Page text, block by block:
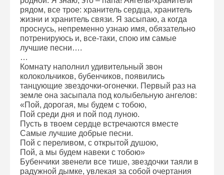
рядом, все трое: хранитель сердца, хранитель
жизни и хранитель связи. Я засыпаю, а когда
проснусь, непременно узнаю имя, обязательно
потренируюсь и, все-таки, спою им самые
лучшие песни….
…
Комнату наполнил удивительный звон
колокольчиков, бубенчиков, появились
танцующие звездочки-огонечки. Первый раз на
земле она засыпала под колыбельную ангелов:
«Пой, дорогая, мы будем с тобою,
Пой среди дня и пой под луною.
Пусть в твоем сердце встречаются вместе
Самые лучшие добрые песни.
Пой с переливом, с открытой душою,
Пой, а мы будем навеки с тобою»
Бубенчики звенели все тише, звездочки таяли в
радужной дымке, увлекая за собой очертания